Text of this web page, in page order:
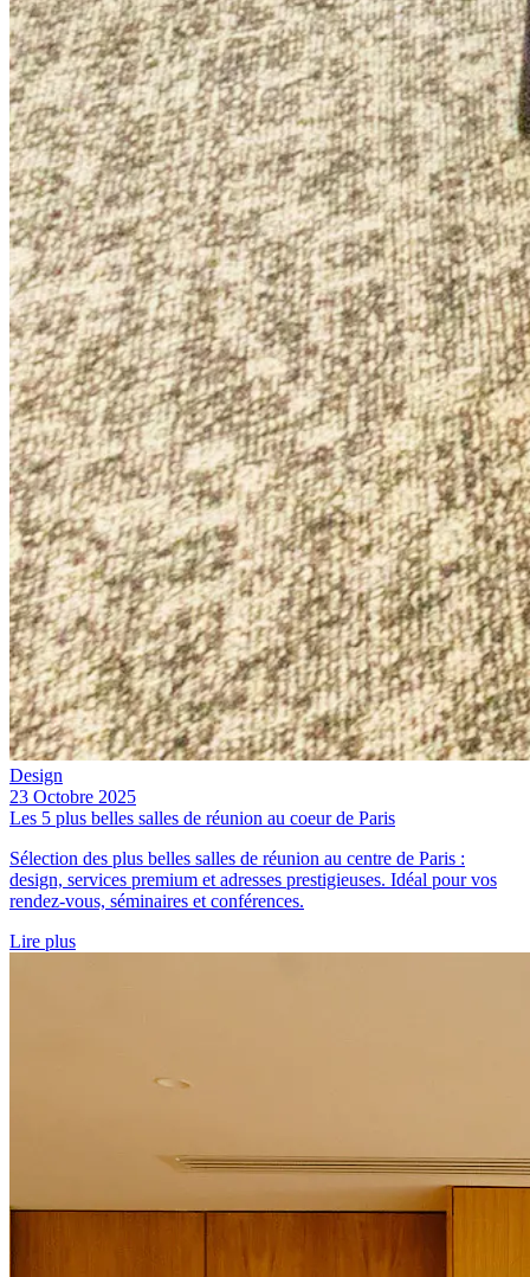
Design
23 Octobre 2025
Les 5 plus belles salles de réunion au coeur de Paris
Sélection des plus belles salles de réunion au centre de Paris :
design, services premium et adresses prestigieuses. Idéal pour vos
rendez-vous, séminaires et conférences.
Lire plus